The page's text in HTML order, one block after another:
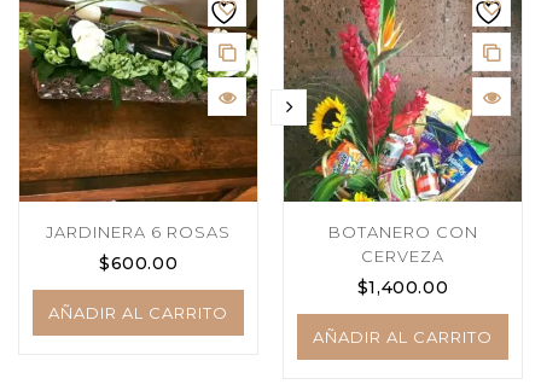
JARDINERA 6 ROSAS
$600.00
AÑADIR AL CARRITO
BOTANERO CON
CERVEZA
$1,400.00
AÑADIR AL CARRITO